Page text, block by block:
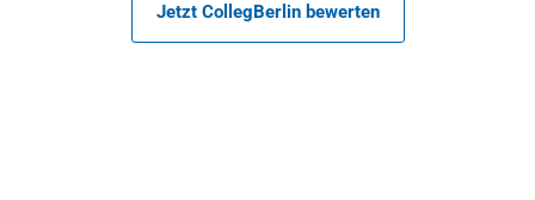
Jetzt CollegBerlin bewerten